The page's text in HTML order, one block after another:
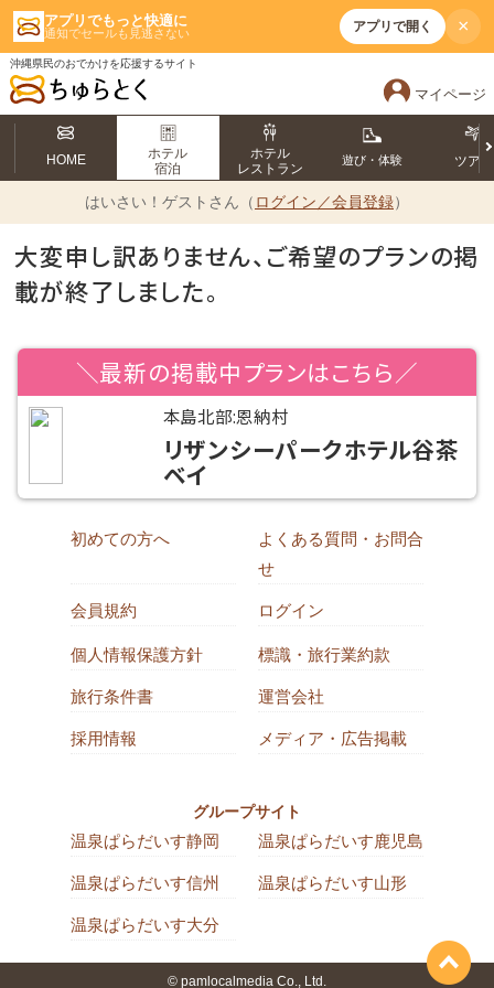
アプリでもっと快適に
通知でセールも見逃さない アプリで開く ×
沖縄県民のおでかけを応援するサイト
マイページ
HOME
ホテル
宿泊
ホテル
レストラン
遊び・体験 ツアー
はいさい！ ゲストさん（ ログイン／会員登録）
大変申し訳ありません、ご希望のプランの掲
載が終了しました。
＼最新の掲載中プランはこちら／
本島北部:恩納村
リザンシーパークホテル谷茶
ベイ
初めての方へ
よくある質問・お問合
せ
会員規約 ログイン
個人情報保護方針 標識・旅行業約款
旅行条件書 運営会社
採用情報 メディア・広告掲載
グループサイト
温泉ぱらだいす静岡 温泉ぱらだいす鹿児島
温泉ぱらだいす信州 温泉ぱらだいす山形
温泉ぱらだいす大分
© pamlocalmedia Co., Ltd.